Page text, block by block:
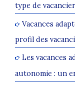
type de
Vacances
profil des
Les vacances
autonomie : un